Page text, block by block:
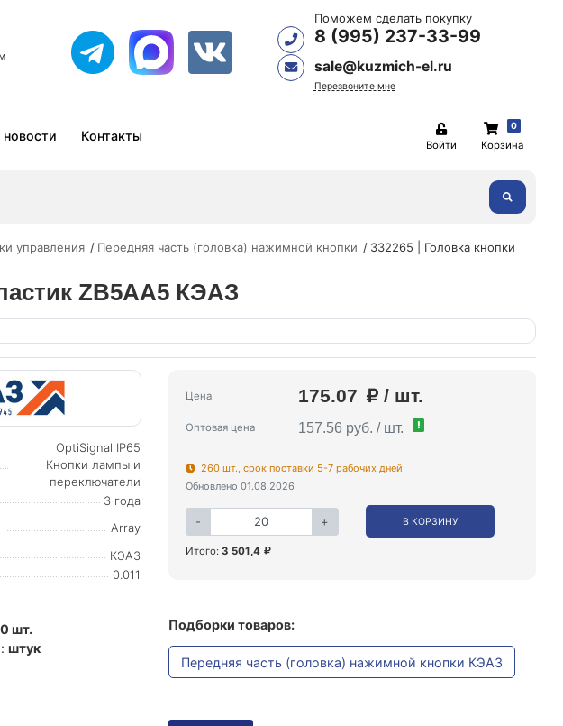
Поможем сделать покупку
8 (995) 237-33-99
sale@kuzmich-el.ru
Перезвоните мне
Контакты
Войти
0
Корзина
управления Передняя часть (головка) нажимной кнопки
332265 | Головка кнопки
ZB5AA5 КЭАЗ
OptiSignal IP65
Кнопки лампы и
переключатели
3 года
Array
КЭАЗ
0.011
шт.
штук
Цена 175.07 / шт.
Оптовая цена 157.56 руб. / шт. !
260 шт., срок поставки 5-7 рабочих дней
Обновлено 01.08.2026
- + В КОРЗИНУ
Итого: 3 501,4
Подборки товаров:
Передняя часть (головка) нажимной кнопки КЭАЗ